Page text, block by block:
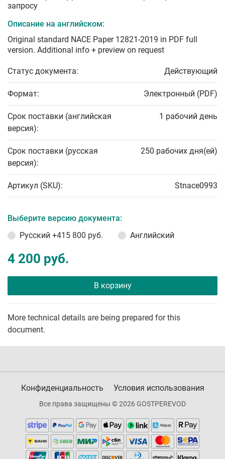
запросу
Описание на английском:
Original standard NACE Paper 12821-2019 in PDF full
version. Additional info + preview on request
Статус документа: Действующий
Формат: Электронный (PDF)
Срок поставки (английская
версия):
1 рабочий день
Срок поставки (русская
версия):
250 рабочих дня(ей)
Артикул (SKU): Stnace0993
Выберите версию документа:
Русский +415 800 руб. Английский
4 200 руб.
В корзину
More technical details are being prepared for this
document.
Конфиденциальность Условия использования
Все права защищены © 2026 GOSTPEREVOD